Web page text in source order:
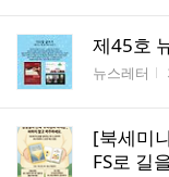
제45호
게시판명
뉴스레터
[북세미
FS로 길